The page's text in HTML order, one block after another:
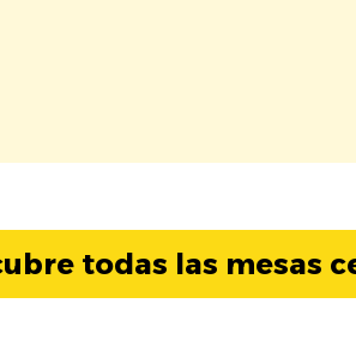
todas las mesas